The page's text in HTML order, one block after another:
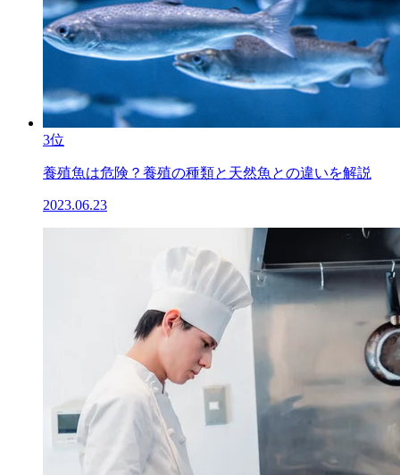
3位
養殖魚は危険？養殖の種類と天然魚との違いを解説
2023.06.23